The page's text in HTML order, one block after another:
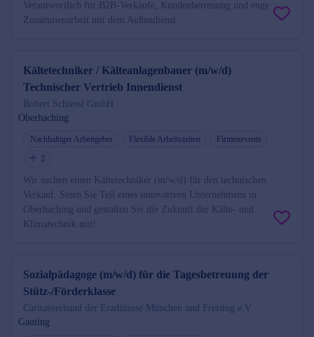
Verantwortlich für B2B-Verkäufe, Kundenbetreuung und enge
Zusammenarbeit mit dem Außendienst.
Kältetechniker / Kälteanlagenbauer (m/w/d)
Technischer Vertrieb Innendienst
Robert Schiessl GmbH
Oberhaching
Nachhaltiger Arbeitgeber Flexible Arbeitszeiten
Firmenevents
2
Wir suchen einen Kältetechniker (m/w/d) für den technischen
Verkauf. Seien Sie Teil eines innovativen Unternehmens in
Oberhaching und gestalten Sie die Zukunft der Kälte- und
Klimatechnik mit!
Sozialpädagoge (m/w/d) für die Tagesbetreuung der
Stütz-/Förderklasse
Caritasverband der Erzdiözese München und Freising e.V.
Gauting